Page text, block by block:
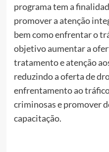
programa tem a
promover a atenção
bem como enfrentar o
objetivo aumentar a
tratamento e atenção
reduzindo a oferta de
enfrentamento ao
criminosas e promover
capacitação.